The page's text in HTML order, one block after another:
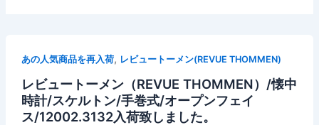
あの人気商品を再入荷, レビュートーメン(REVUE THOMMEN)
レビュートーメン（REVUE THOMMEN）/懐中
時計/スケルトン/手巻式/オープンフェイ
ス/12002.3132入荷致しました。